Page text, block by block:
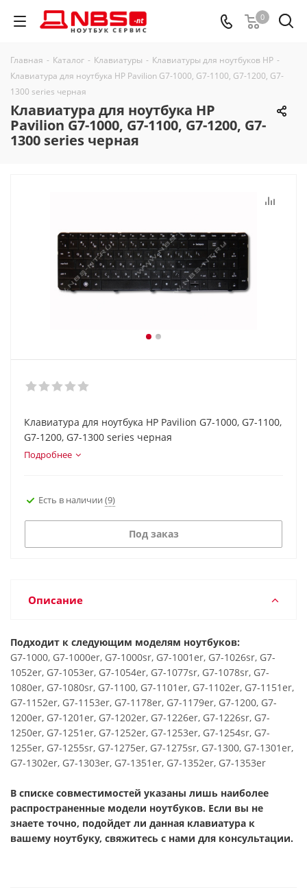
0
Главная - Каталог - Клавиатуры - Клавиатуры для ноутбуков HP -
Клавиатура для ноутбука HP Pavilion G7-1000, G7-1100, G7-1200, G7-
1300 series черная
Клавиатура для ноутбука HP
Pavilion G7-1000, G7-1100, G7-1200, G7-
1300 series черная
Клавиатура для ноутбука HP Pavilion G7-1000, G7-1100,
G7-1200, G7-1300 series черная
Подробнее
Есть в наличии (9)
Под заказ
Описание
Подходит к следующим моделям ноутбуков:
G7-1000, G7-1000er, G7-1000sr, G7-1001er, G7-1026sr, G7-
1052er, G7-1053er, G7-1054er, G7-1077sr, G7-1078sr, G7-
1080er, G7-1080sr, G7-1100, G7-1101er, G7-1102er, G7-1151er,
G7-1152er, G7-1153er, G7-1178er, G7-1179er, G7-1200, G7-
1200er, G7-1201er, G7-1202er, G7-1226er, G7-1226sr, G7-
1250er, G7-1251er, G7-1252er, G7-1253er, G7-1254sr, G7-
1255er, G7-1255sr, G7-1275er, G7-1275sr, G7-1300, G7-1301er,
G7-1302er, G7-1303er, G7-1351er, G7-1352er, G7-1353er
В списке совместимостей указаны лишь наиболее
распространенные модели ноутбуков. Если вы не
знаете точно, подойдет ли данная клавиатура к
вашему ноутбуку, свяжитесь с нами для консультации.